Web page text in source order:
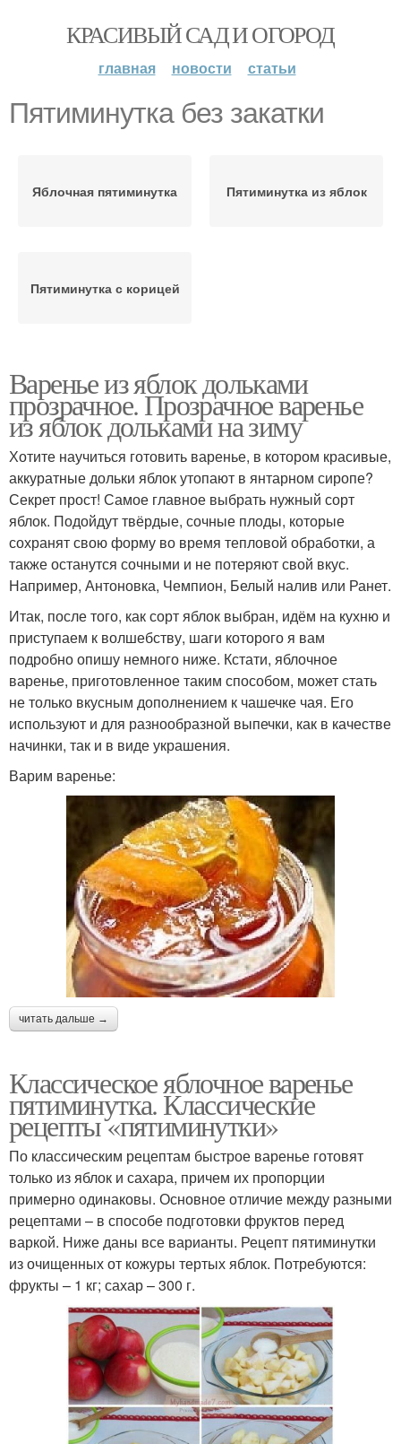
КРАСИВЫЙ САД И ОГОРОД
главная новости статьи
Пятиминутка без закатки
Яблочная пятиминутка Пятиминутка из яблок
Пятиминутка с корицей
Варенье из яблок дольками
прозрачное. Прозрачное варенье
из яблок дольками на зиму
Хотите научиться готовить варенье, в котором красивые,
аккуратные дольки яблок утопают в янтарном сиропе?
Секрет прост! Самое главное выбрать нужный сорт
яблок. Подойдут твёрдые, сочные плоды, которые
сохранят свою форму во время тепловой обработки, а
также останутся сочными и не потеряют свой вкус.
Например, Антоновка, Чемпион, Белый налив или Ранет.
Итак, после того, как сорт яблок выбран, идём на кухню и
приступаем к волшебству, шаги которого я вам
подробно опишу немного ниже. Кстати, яблочное
варенье, приготовленное таким способом, может стать
не только вкусным дополнением к чашечке чая. Его
используют и для разнообразной выпечки, как в качестве
начинки, так и в виде украшения.
Варим варенье:
читать дальше →
Классическое яблочное варенье
пятиминутка. Классические
рецепты «пятиминутки»
По классическим рецептам быстрое варенье готовят
только из яблок и сахара, причем их пропорции
примерно одинаковы. Основное отличие между разными
рецептами – в способе подготовки фруктов перед
варкой. Ниже даны все варианты. Рецепт пятиминутки
из очищенных от кожуры тертых яблок. Потребуются:
фрукты – 1 кг; сахар – 300 г.